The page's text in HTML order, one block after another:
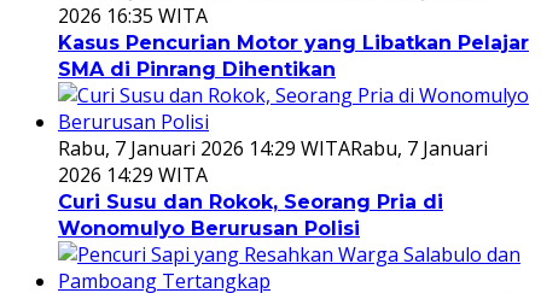
2026 16:35 WITA
Kasus Pencurian Motor yang Libatkan Pelajar
SMA di Pinrang Dihentikan
Rabu, 7 Januari 2026 14:29 WITARabu, 7 Januari
2026 14:29 WITA
Curi Susu dan Rokok, Seorang Pria di
Wonomulyo Berurusan Polisi